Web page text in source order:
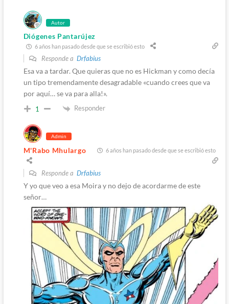
Autor
Diógenes Pantarújez
6 años han pasado desde que se escribió esto
Responde a Drfabius
Esa va a tardar. Que quieras que no es Hickman y como decía
un tipo tremendamente desagradable «cuando crees que va
por aquí… se va para alla!».
1 Responder
Admin
M'Rabo Mhulargo 6 años han pasado desde que se escribió esto
Responde a Drfabius
Y yo que veo a esa Moira y no dejo de acordarme de este
señor…